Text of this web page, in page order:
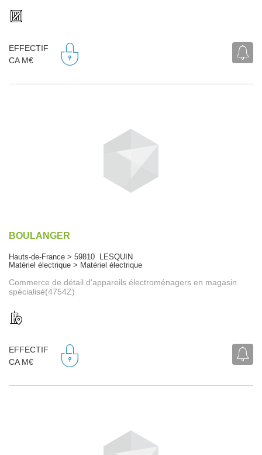
EFFECTIF
CA M€
BOULANGER
Hauts-de-France > 59810 LESQUIN
Matériel électrique > Matériel électrique
Commerce de détail d'appareils électroménagers en magasin
spécialisé(4754Z)
EFFECTIF
CA M€